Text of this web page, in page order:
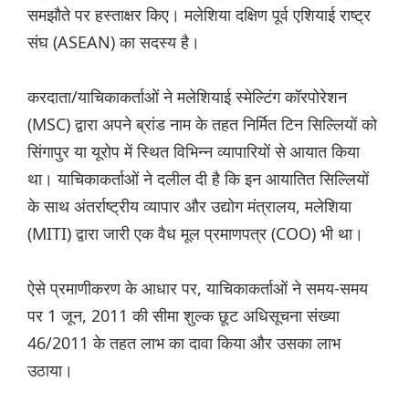
समझौते पर हस्ताक्षर किए। मलेशिया दक्षिण पूर्व एशियाई राष्ट्र
संघ (ASEAN) का सदस्य है।
करदाता/याचिकाकर्ताओं ने मलेशियाई स्मेल्टिंग कॉरपोरेशन
(MSC) द्वारा अपने ब्रांड नाम के तहत निर्मित टिन सिल्लियों को
सिंगापुर या यूरोप में स्थित विभिन्न व्यापारियों से आयात किया
था। याचिकाकर्ताओं ने दलील दी है कि इन आयातित सिल्लियों
के साथ अंतर्राष्ट्रीय व्यापार और उद्योग मंत्रालय, मलेशिया
(MITI) द्वारा जारी एक वैध मूल प्रमाणपत्र (COO) भी था।
ऐसे प्रमाणीकरण के आधार पर, याचिकाकर्ताओं ने समय-समय
पर 1 जून, 2011 की सीमा शुल्क छूट अधिसूचना संख्या
46/2011 के तहत लाभ का दावा किया और उसका लाभ
उठाया।